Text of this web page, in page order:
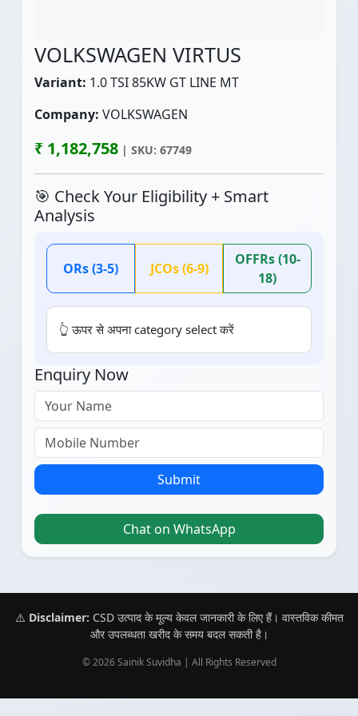
VOLKSWAGEN VIRTUS
Variant: 1.0 TSI 85KW GT LINE MT
Company: VOLKSWAGEN
₹ 1,182,758 | SKU: 67749
🎯 Check Your Eligibility + Smart
Analysis
ORs (3-5) JCOs (6-9)
OFFRs (10-
18)
👆 ऊपर से अपना category select करें
Enquiry Now
Submit
Chat on WhatsApp
⚠️ Disclaimer: CSD उत्पाद के मूल्य केवल जानकारी के लिए हैं। वास्तविक कीमत
और उपलब्धता खरीद के समय बदल सकती है।
© 2026 Sainik Suvidha | All Rights Reserved